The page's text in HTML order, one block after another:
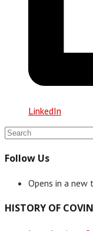
LinkedIn
Follow Us
Opens in a new
HISTORY OF